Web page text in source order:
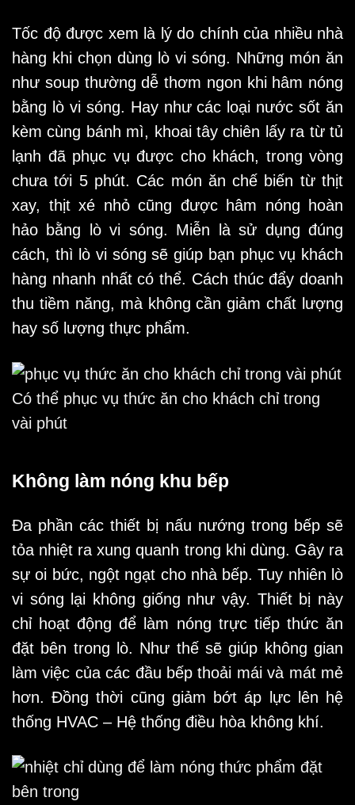
Tốc độ được xem là lý do chính của nhiều nhà
hàng khi chọn dùng lò vi sóng. Những món ăn
như soup thường dễ thơm ngon khi hâm nóng
bằng lò vi sóng. Hay như các loại nước sốt ăn
kèm cùng bánh mì, khoai tây chiên lấy ra từ tủ
lạnh đã phục vụ được cho khách, trong vòng
chưa tới 5 phút. Các món ăn chế biến từ thịt
xay, thịt xé nhỏ cũng được hâm nóng hoàn
hảo bằng lò vi sóng. Miễn là sử dụng đúng
cách, thì lò vi sóng sẽ giúp bạn phục vụ khách
hàng nhanh nhất có thể. Cách thúc đẩy doanh
thu tiềm năng, mà không cần giảm chất lượng
hay số lượng thực phẩm.
Có thể phục vụ thức ăn cho khách chỉ trong
vài phút
Không làm nóng khu bếp
Đa phần các thiết bị nấu nướng trong bếp sẽ
tỏa nhiệt ra xung quanh trong khi dùng. Gây ra
sự oi bức, ngột ngạt cho nhà bếp. Tuy nhiên lò
vi sóng lại không giống như vậy. Thiết bị này
chỉ hoạt động để làm nóng trực tiếp thức ăn
đặt bên trong lò. Như thế sẽ giúp không gian
làm việc của các đầu bếp thoải mái và mát mẻ
hơn. Đồng thời cũng giảm bớt áp lực lên hệ
thống HVAC – Hệ thống điều hòa không khí.